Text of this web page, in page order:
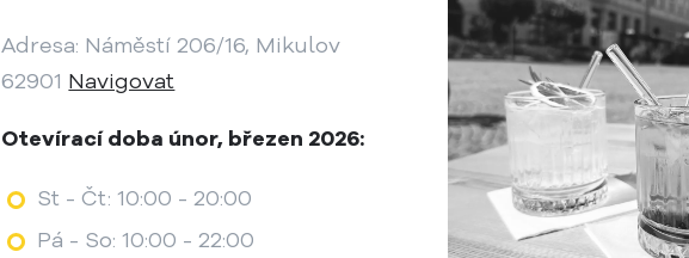
Adresa: Náměstí 206/16, Mikulov
62901 Navigovat
Otevírací doba únor, březen 2026:
St - Čt: 10:00 - 20:00
Pá - So: 10:00 - 22:00